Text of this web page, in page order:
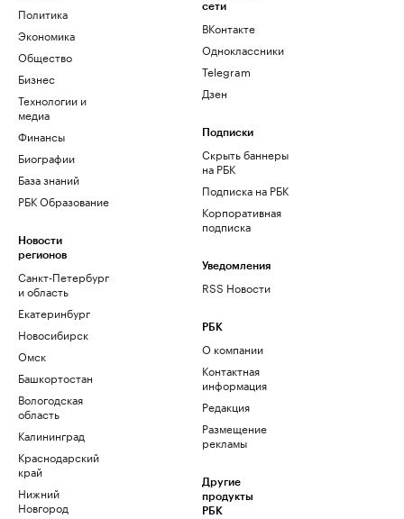
Политика
Экономика
Общество
Бизнес
Технологии и
медиа
Финансы
Биографии
База знаний
РБК Образование
Новости
регионов
Санкт-Петербург
и область
Екатеринбург
Новосибирск
Омск
Башкортостан
Вологодская
область
Калининград
Краснодарский
край
Нижний
Новгород
сети
ВКонтакте
Одноклассники
Telegram
Дзен
Подписки
Скрыть баннеры
на РБК
Подписка на РБК
Корпоративная
подписка
Уведомления
RSS Новости
РБК
О компании
Контактная
информация
Редакция
Размещение
рекламы
Другие
продукты
РБК